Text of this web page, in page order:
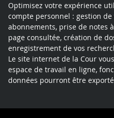
Optimisez votre expérience
compte personnel : gestion
abonnements, prise de notes
page consultée, création de
enregistrement de vos
Le site internet de la Cour
espace de travail en ligne,
données pourront être